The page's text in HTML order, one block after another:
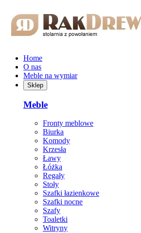
Home
O nas
Meble na wymiar
Sklep
Meble
Fronty meblowe
Biurka
Komody
Krzesła
Ławy
Łóżka
Regały
Stoły
Szafki łazienkowe
Szafki nocne
Szafy
Toaletki
Witryny